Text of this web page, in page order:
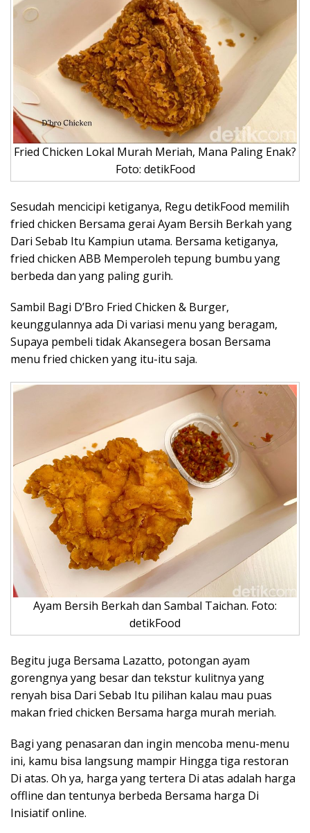
Fried Chicken Lokal Murah Meriah, Mana Paling Enak?
Foto: detikFood
Sesudah mencicipi ketiganya, Regu detikFood memilih
fried chicken Bersama gerai Ayam Bersih Berkah yang
Dari Sebab Itu Kampiun utama. Bersama ketiganya,
fried chicken ABB Memperoleh tepung bumbu yang
berbeda dan yang paling gurih.
Sambil Bagi D’Bro Fried Chicken & Burger,
keunggulannya ada Di variasi menu yang beragam,
Supaya pembeli tidak Akansegera bosan Bersama
menu fried chicken yang itu-itu saja.
Ayam Bersih Berkah dan Sambal Taichan. Foto:
detikFood
Begitu juga Bersama Lazatto, potongan ayam
gorengnya yang besar dan tekstur kulitnya yang
renyah bisa Dari Sebab Itu pilihan kalau mau puas
makan fried chicken Bersama harga murah meriah.
Bagi yang penasaran dan ingin mencoba menu-menu
ini, kamu bisa langsung mampir Hingga tiga restoran
Di atas. Oh ya, harga yang tertera Di atas adalah harga
offline dan tentunya berbeda Bersama harga Di
Inisiatif online.